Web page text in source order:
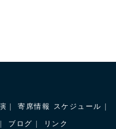
寄席情報 スケジュール
ブログ リンク